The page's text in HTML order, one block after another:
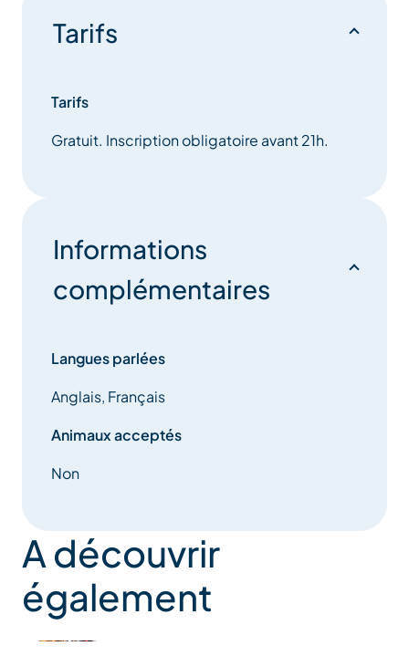
Tarifs
Tarifs
Gratuit. Inscription obligatoire avant 21h.
Informations
complémentaires
Langues parlées
Anglais, Français
Animaux acceptés
Non
A découvrir
également